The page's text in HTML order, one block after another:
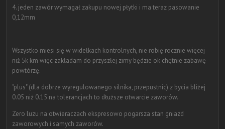
4. jeden zawór wymagał zakupu nowej płytki i ma teraz pasowanie
0,12mm
Wszystko miesi się w widełkach kontrolnych, nie robię rocznie więcej
niż 5k km więc zakładam do przyszłej zimy będzie ok chętnie zabawę
powtórzę.
"plus" (dla dobrze wyregulowanego silnika, przepustnic) z bycia bliżej
0.05 niż 0.15 na tolerancjach to dłuższe otwarcie zaworów.
Zero luzu na otwieraczach ekspresowo pogarsza stan gniazd
zaworowych i samych zaworów.